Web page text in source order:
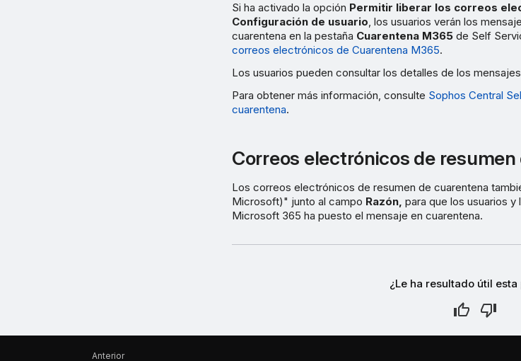
Si ha activado la opción Permitir liberar los correos
Configuración de usuario, los usuarios verán los
cuarentena en la pestaña Cuarentena M365 de Self
correos electrónicos de Cuarentena M365.
Los usuarios pueden consultar los detalles de los
Para obtener más información, consulte Sophos Central
cuarentena.
Correos electrónicos de
Los correos electrónicos de resumen de cuarentena
Microsoft)" junto al campo Razón, para que los usuarios
Microsoft 365 ha puesto el mensaje en cuarentena.
¿Le ha resultado útil esta
Anterior